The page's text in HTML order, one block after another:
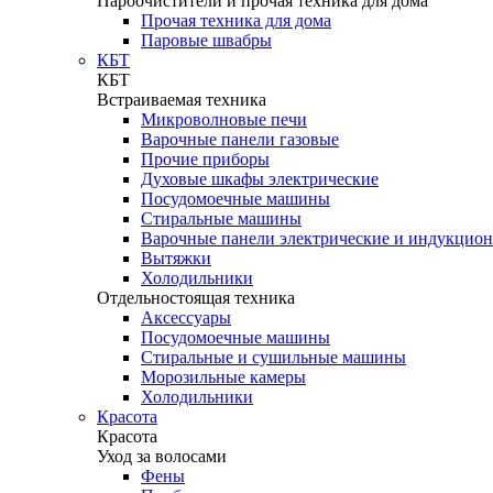
Прочая техника для дома
Паровые швабры
КБТ
КБТ
Встраиваемая техника
Микроволновые печи
Варочные панели газовые
Прочие приборы
Духовые шкафы электрические
Посудомоечные машины
Стиральные машины
Варочные панели электрические и
Вытяжки
Холодильники
Отдельностоящая техника
Аксессуары
Посудомоечные машины
Стиральные и сушильные машины
Морозильные камеры
Холодильники
Красота
Красота
Уход за волосами
Фены